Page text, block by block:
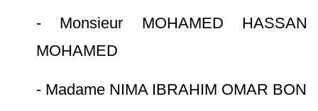
- Monsieur MOHAMED HASSAN
MOHAMED
- Madame NIMA IBRAHIM OMAR BON